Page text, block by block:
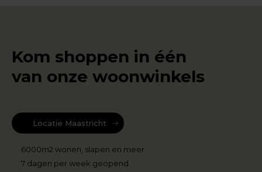
Kom shoppen in één
van onze woonwinkels
Locatie Maastricht
6000m2 wonen, slapen en meer
7 dagen per week geopend